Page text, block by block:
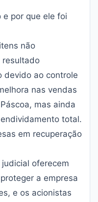
e por que ele foi
não
resultado
devido ao controle
nas vendas
mas ainda
total.
em recuperação
oferecem
a empresa
e os acionistas